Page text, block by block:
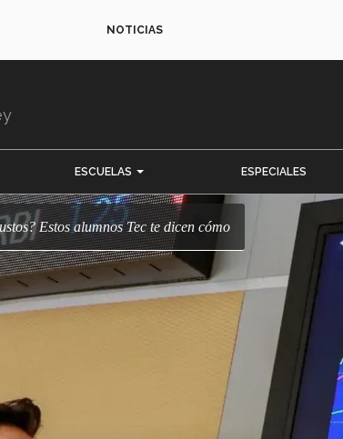
NOTICIAS
ESCUELAS ESPECIALES
Estos alumnos Tec te dicen cómo